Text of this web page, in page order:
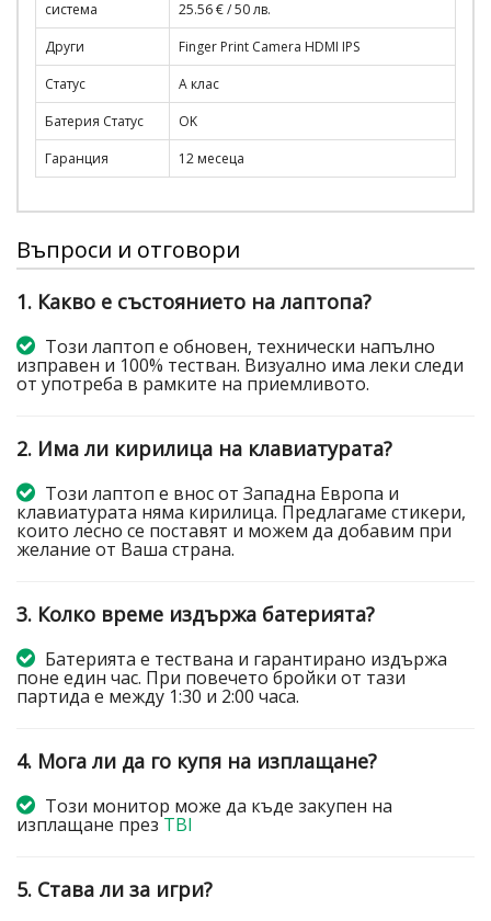
система
25.56 € / 50 лв.
Други
Finger Print Camera HDMI IPS
Статус
A клас
Батерия Статус
OK
Гаранция
12 месеца
Въпроси и отговори
1. Какво е състоянието на лаптопа?
Този лаптоп е обновен, технически напълно
изправен и 100% тестван. Визуално има леки следи
от употреба в рамките на приемливото.
2. Има ли кирилица на клавиатурата?
Този лаптоп е внос от Западна Европа и
клавиатурата няма кирилица. Предлагаме стикери,
които лесно се поставят и можем да добавим при
желание от Ваша страна.
3. Колко време издържа батерията?
Батерията е тествана и гарантирано издържа
поне един час. При повечето бройки от тази
партида е между 1:30 и 2:00 часа.
4. Мога ли да го купя на изплащане?
Този монитор може да къде закупен на
изплащане презTBI
5. Става ли за игри?